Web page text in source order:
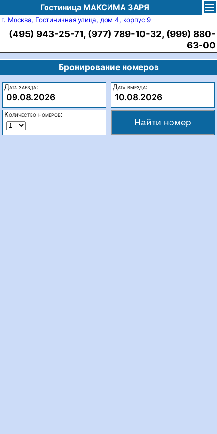
Гостиница МАКСИМА ЗАРЯ
г. Москва, Гостиничная улица, дом 4, корпус 9
(495) 943-25-71, (977) 789-10-32, (999) 880-
63-00
Бронирование номеров
Дата заезда:
09.08.2026
Дата выезда:
10.08.2026
Количество номеров: